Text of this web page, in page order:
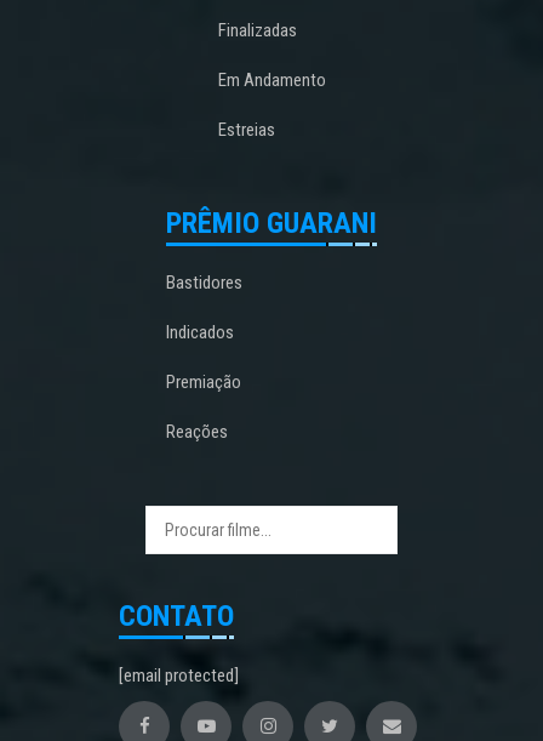
Finalizadas
Em Andamento
Estreias
PRÊMIO GUARANI
Bastidores
Indicados
Premiação
Reações
CONTATO
[email protected]